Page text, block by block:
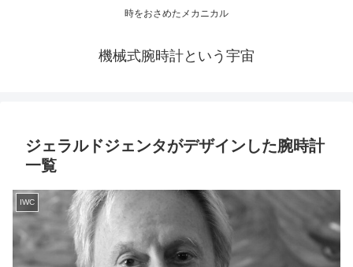
時をおさめたメカニカル
機械式腕時計という宇宙
ジェラルドジェンタがデザインした腕時計
一覧
IWC